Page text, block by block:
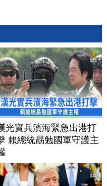
光實兵濱海緊急出港打
賴總統勗勉國軍守護主